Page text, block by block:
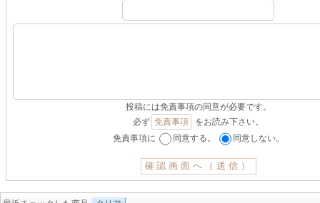
投稿には免責事項の同意が必要です。
必ず 免責事項
をお読み下さい。
免責事項に
同意する。 同意しない。